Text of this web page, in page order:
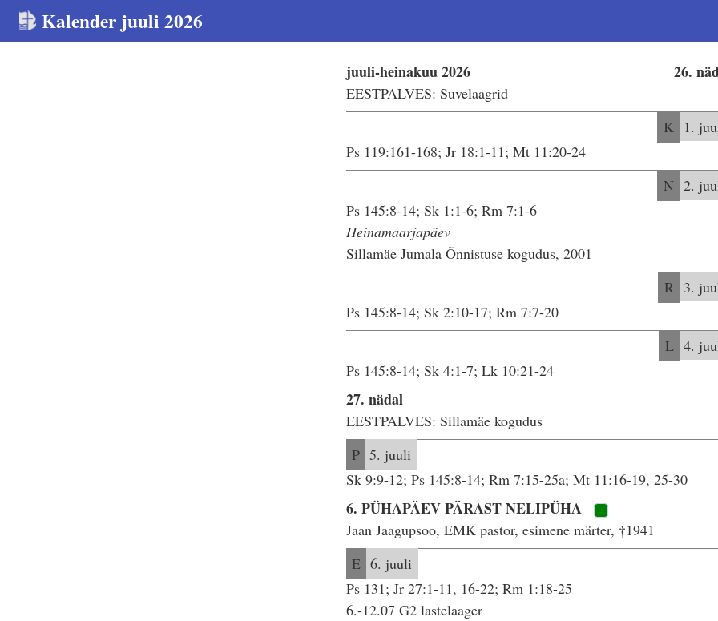
Kalender juuli 2026
26.
juuli-heinakuu 2026
EESTPALVES: Suvelaagrid
K
1.
Ps 119:161-168; Jr 18:1-11; Mt 11:20-24
N 2.
Ps 145:8-14; Sk 1:1-6; Rm 7:1-6
Heinamaarjapäev
Sillamäe Jumala Õnnistuse kogudus, 2001
R 3.
Ps 145:8-14; Sk 2:10-17; Rm 7:7-20
L 4.
Ps 145:8-14; Sk 4:1-7; Lk 10:21-24
27. nädal
EESTPALVES: Sillamäe kogudus
P 5. juuli
Sk 9:9-12; Ps 145:8-14; Rm 7:15-25a; Mt 11:16-19, 25-30
6. PÜHAPÄEV PÄRAST NELIPÜHA
Jaan Jaagupsoo, EMK pastor, esimene märter, †1941
E 6. juuli
Ps 131; Jr 27:1-11, 16-22; Rm 1:18-25
6.-12.07 G2 lastelaager